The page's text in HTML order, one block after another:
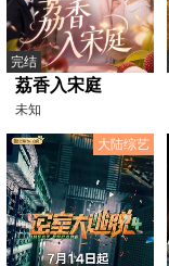
完结
荔香入宋庭
未知
大陆综艺